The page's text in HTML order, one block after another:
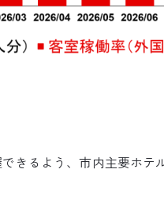
きるよう、市内主要ホ